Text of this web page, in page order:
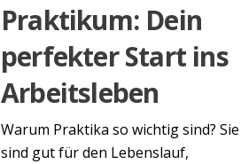
Praktikum: Dein
perfekter Start ins
Arbeitsleben
Warum Praktika so wichtig sind? Sie
sind gut für den Lebenslauf,